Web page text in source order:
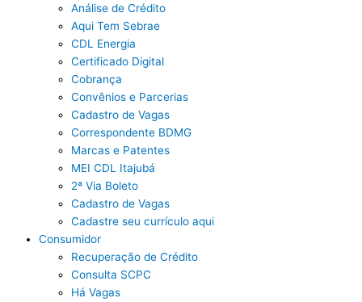
Análise de Crédito
Aqui Tem Sebrae
CDL Energia
Certificado Digital
Cobrança
Convênios e Parcerias
Cadastro de Vagas
Correspondente BDMG
Marcas e Patentes
MEI CDL Itajubá
2ª Via Boleto
Cadastro de Vagas
Cadastre seu currículo aqui
Consumidor
Recuperação de Crédito
Consulta SCPC
Há Vagas